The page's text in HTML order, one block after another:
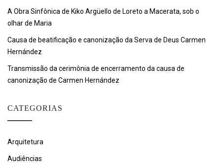
A Obra Sinfônica de Kiko Argüello de Loreto a Macerata, sob o
olhar de Maria
Causa de beatificação e canonização da Serva de Deus Carmen
Hernández
Transmissão da cerimônia de encerramento da causa de
canonização de Carmen Hernández
CATEGORIAS
Arquitetura
Audiências